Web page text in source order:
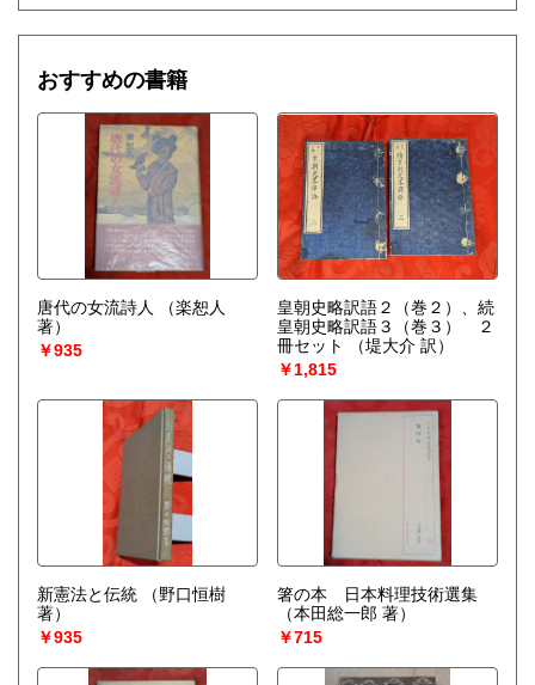
おすすめの書籍
唐代の女流詩人
（楽恕人
著）
￥935
皇朝史略訳語２（巻２）、続
皇朝史略訳語３（巻３） ２
冊セット
（堤大介 訳）
￥1,815
新憲法と伝統
（野口恒樹
著）
￥935
箸の本 日本料理技術選集
（本田総一郎 著）
￥715